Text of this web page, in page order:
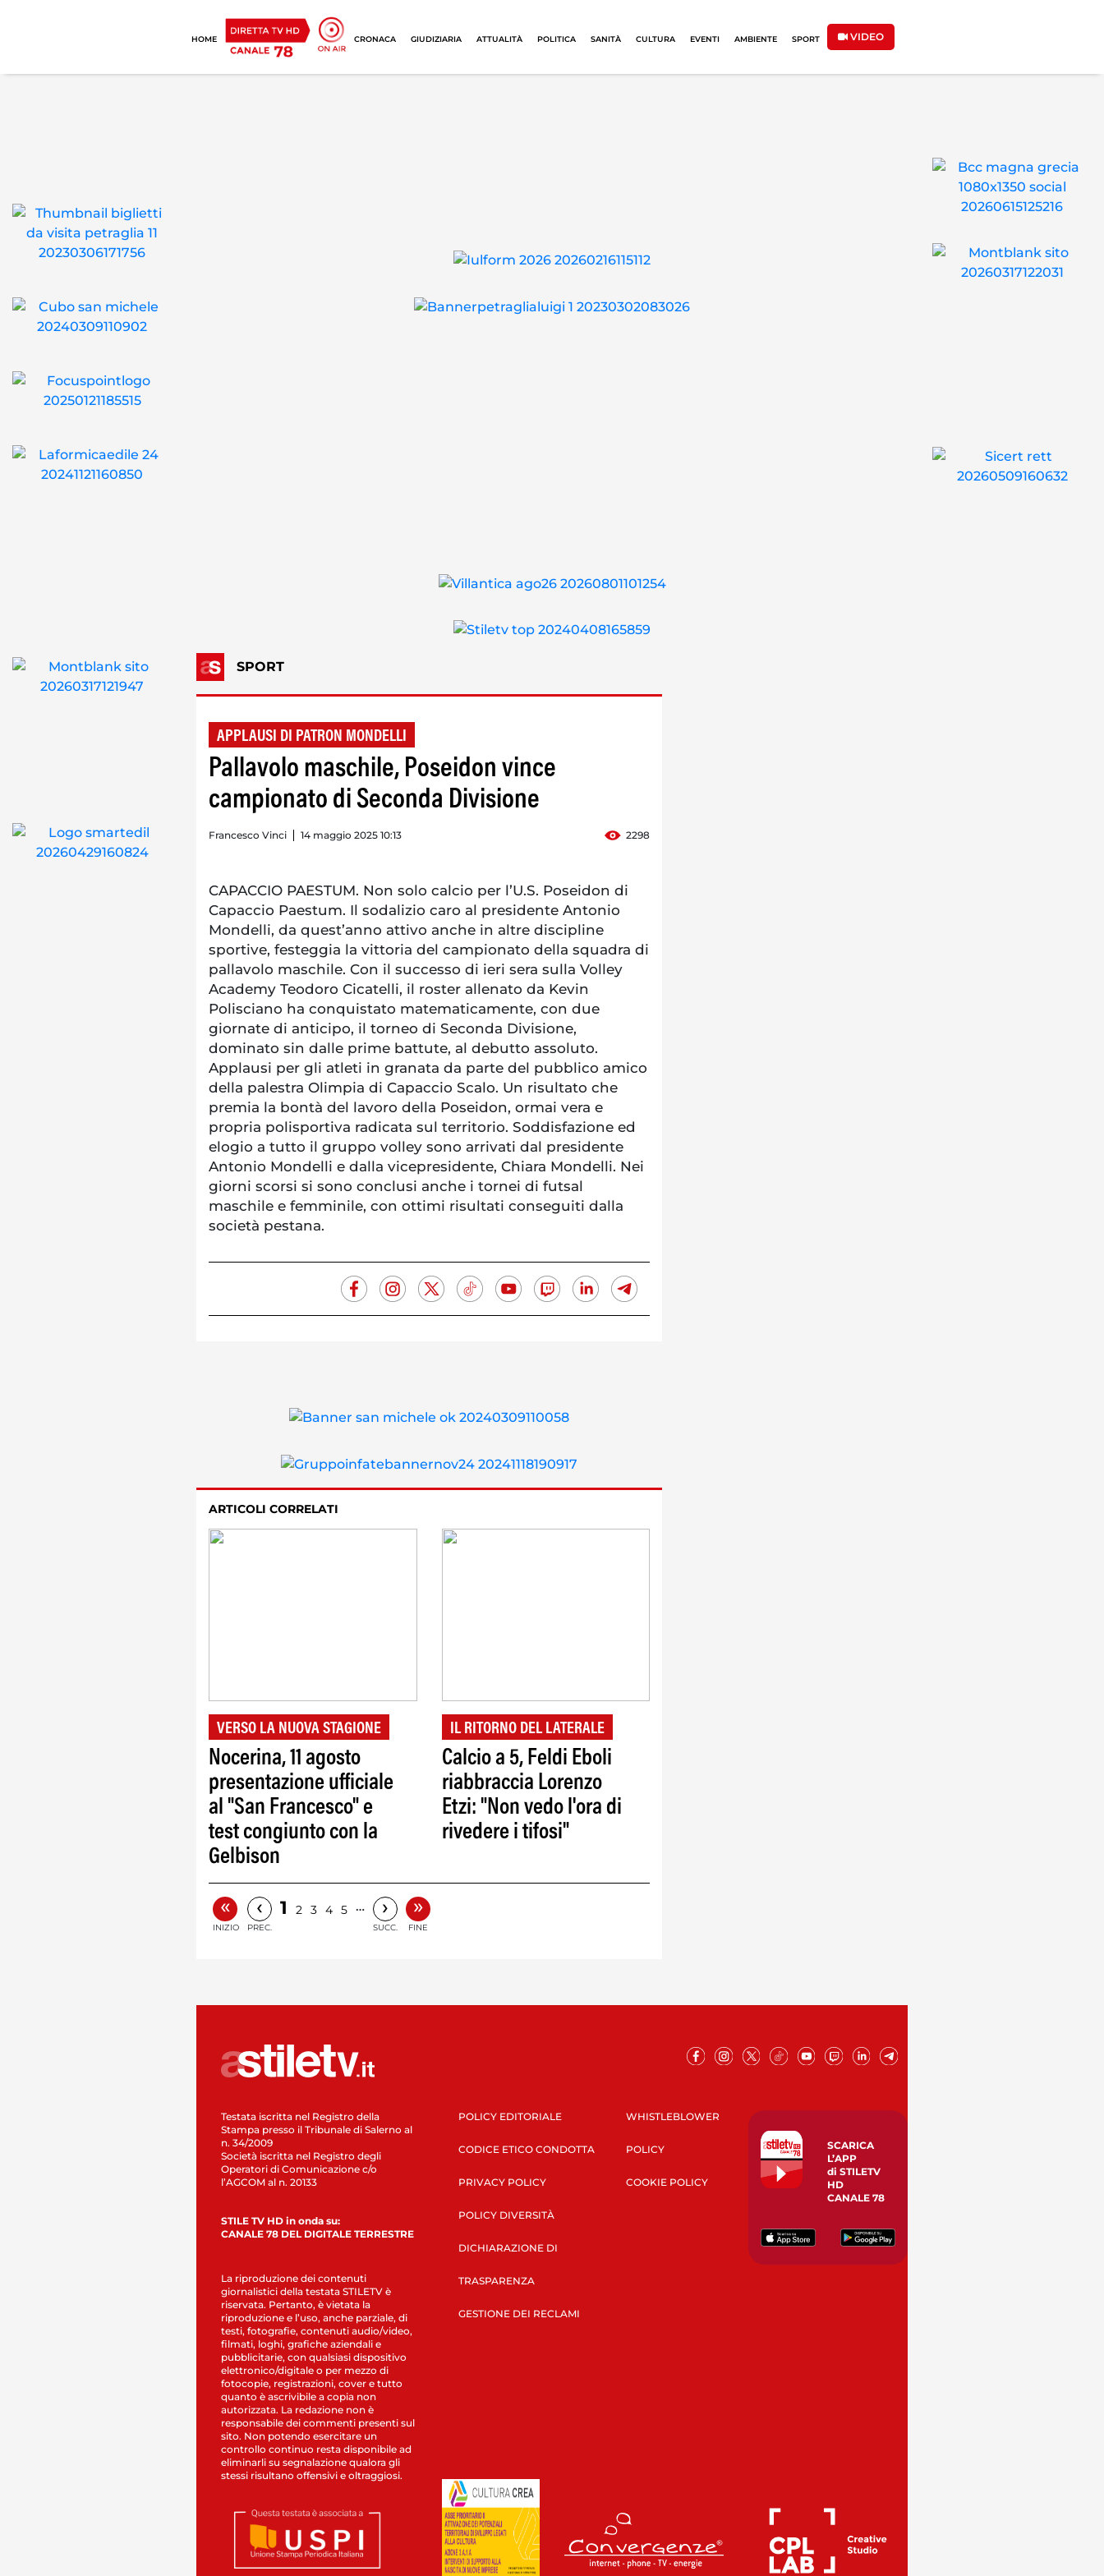
HOME CRONACA GIUDIZIARIA ATTUALITÀ POLITICA SANITÀ CULTURA EVENTI AMBIENTE SPORT VIDEO
SPORT
APPLAUSI DI PATRON MONDELLI
Pallavolo maschile, Poseidon vince
campionato di Seconda Divisione
Francesco Vinci 14 maggio 2025 10:13 2298
CAPACCIO PAESTUM. Non solo calcio per l’U.S. Poseidon di
Capaccio Paestum. Il sodalizio caro al presidente Antonio
Mondelli, da quest’anno attivo anche in altre discipline
sportive, festeggia la vittoria del campionato della squadra di
pallavolo maschile. Con il successo di ieri sera sulla Volley
Academy Teodoro Cicatelli, il roster allenato da Kevin
Polisciano ha conquistato matematicamente, con due
giornate di anticipo, il torneo di Seconda Divisione,
dominato sin dalle prime battute, al debutto assoluto.
Applausi per gli atleti in granata da parte del pubblico amico
della palestra Olimpia di Capaccio Scalo. Un risultato che
premia la bontà del lavoro della Poseidon, ormai vera e
propria polisportiva radicata sul territorio. Soddisfazione ed
elogio a tutto il gruppo volley sono arrivati dal presidente
Antonio Mondelli e dalla vicepresidente, Chiara Mondelli. Nei
giorni scorsi si sono conclusi anche i tornei di futsal
maschile e femminile, con ottimi risultati conseguiti dalla
società pestana.
ARTICOLI CORRELATI
VERSO LA NUOVA STAGIONE
Nocerina, 11 agosto
presentazione ufficiale
al "San Francesco" e
test congiunto con la
Gelbison
IL RITORNO DEL LATERALE
Calcio a 5, Feldi Eboli
riabbraccia Lorenzo
Etzi: "Non vedo l'ora di
rivedere i tifosi"
«
INIZIO
‹
PREC.
1 2 3 4 5 … ›
SUCC.
»
FINE
Testata iscritta nel Registro della
Stampa presso il Tribunale di Salerno al
n. 34/2009
Società iscritta nel Registro degli
Operatori di Comunicazione c/o
l’AGCOM al n. 20133
STILE TV HD in onda su:
CANALE 78 DEL DIGITALE TERRESTRE
La riproduzione dei contenuti
giornalistici della testata STILETV è
riservata. Pertanto, è vietata la
riproduzione e l’uso, anche parziale, di
testi, fotografie, contenuti audio/video,
filmati, loghi, grafiche aziendali e
pubblicitarie, con qualsiasi dispositivo
elettronico/digitale o per mezzo di
fotocopie, registrazioni, cover e tutto
quanto è ascrivibile a copia non
autorizzata. La redazione non è
responsabile dei commenti presenti sul
sito. Non potendo esercitare un
controllo continuo resta disponibile ad
eliminarli su segnalazione qualora gli
stessi risultano offensivi e oltraggiosi.
POLICY EDITORIALE
CODICE ETICO CONDOTTA
PRIVACY POLICY
POLICY DIVERSITÀ
DICHIARAZIONE DI
TRASPARENZA
GESTIONE DEI RECLAMI
WHISTLEBLOWER
POLICY
COOKIE POLICY
SCARICA
L’APP
di STILETV
HD
CANALE 78